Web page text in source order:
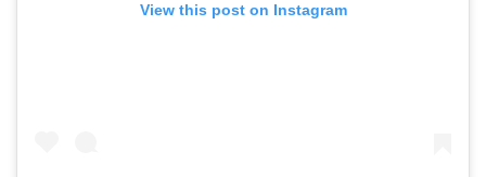
View this post on Instagram